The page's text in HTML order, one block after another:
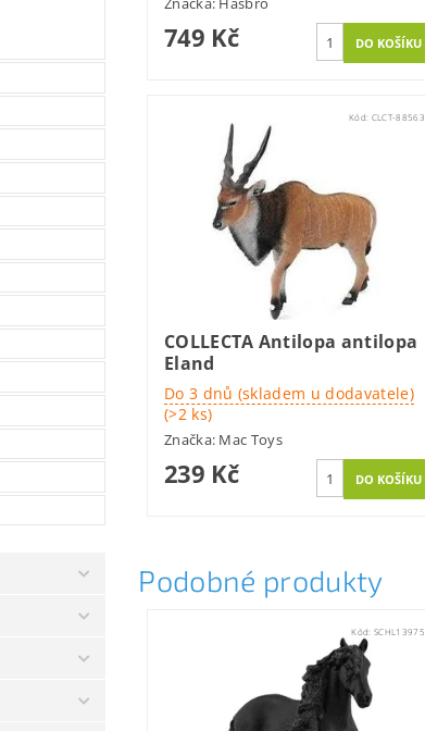
749 Kč
Kód: CLCT-88563
COLLECTA Antilopa antilopa
Eland
Do 3 dnů (skladem u dodavatele)
(>2 ks)
Značka: Mac Toys
239 Kč
Podobné produkty
Kód:SCHL13975